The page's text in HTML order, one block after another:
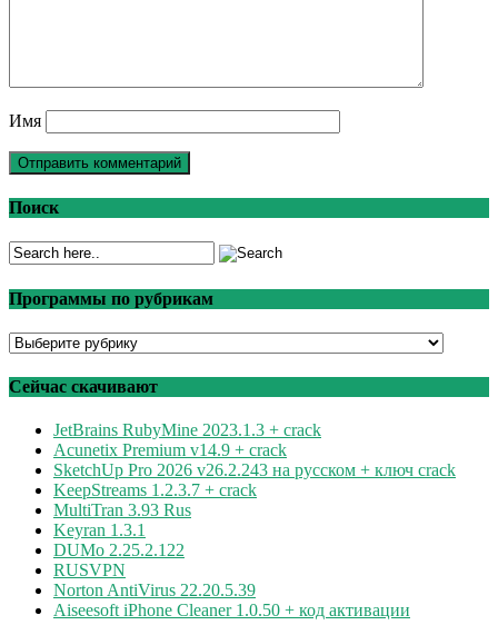
Имя
Поиск
Программы по рубрикам
Программы
рубрикам
Сейчас скачивают
JetBrains RubyMine 2023.1.3 + crack
Acunetix Premium v14.9 + crack
SketchUp Pro 2026 v26.2.243 на русском + ключ crack
KeepStreams 1.2.3.7 + crack
MultiTran 3.93 Rus
Keyran 1.3.1
DUMo 2.25.2.122
RUSVPN
Norton AntiVirus 22.20.5.39
Aiseesoft iPhone Cleaner 1.0.50 + код активации